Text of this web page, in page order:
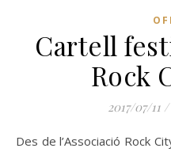
Cartell
Rock
2017/07/11 /
Des de l’Associació Rock City us presentem la 5a edició de